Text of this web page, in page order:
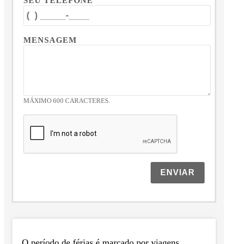
MENSAGEM
MÁXIMO 600 CARACTERES.
ENVIAR